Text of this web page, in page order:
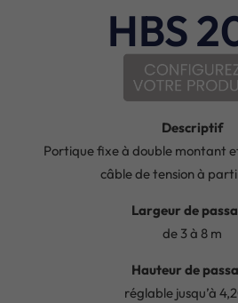
HBS
Descriptif
Portique fixe à double montant
câble de tension à
Largeur de
de 3 à 8 m
Hauteur de
réglable jusqu’à